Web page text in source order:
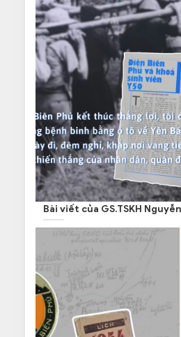
Bài viết của GS.TSKH